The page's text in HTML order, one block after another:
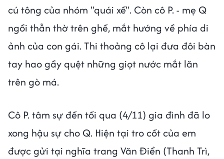
cú tông của nhóm "quái xế". Còn cô P. - mẹ Q
ngồi thẫn thờ trên ghế, mắt hướng về phía di
ảnh của con gái. Thi thoảng cô lại đưa đôi bàn
tay hao gầy quệt những giọt nước mắt lăn
trên gò má.
Cô P. tâm sự đến tối qua (4/11) gia đình đã lo
xong hậu sự cho Q. Hiện tại tro cốt của em
được gửi tại nghĩa trang Văn Điển (Thanh Trì,